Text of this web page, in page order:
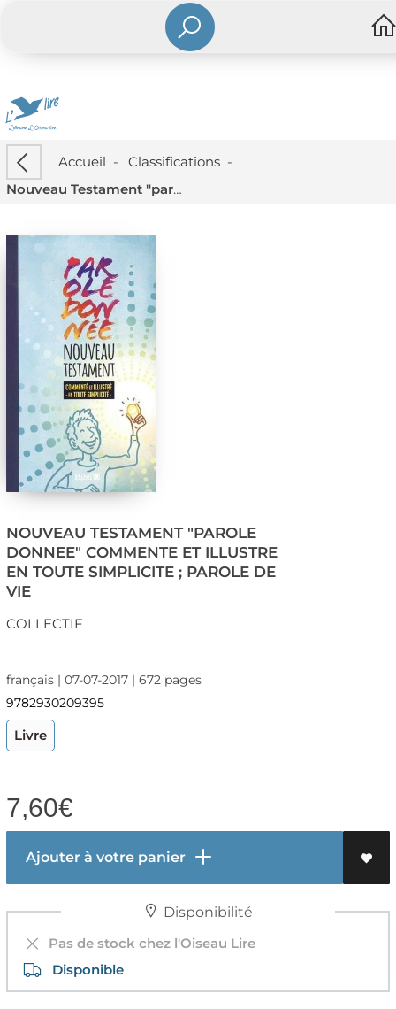
Accueil - Classifications-
Nouveau Testament "parole Donnee" Commente Et Illustre En Toute Simplicite ; Parole De Vie
NOUVEAU TESTAMENT "PAROLE
DONNEE" COMMENTE ET ILLUSTRE
EN TOUTE SIMPLICITE ; PAROLE DE
VIE
COLLECTIF
français | 07-07-2017 | 672 pages
9782930209395
Livre
7,60€
Ajouter à votre panier
Disponibilité
Pas de stock chez l'Oiseau Lire
Disponible